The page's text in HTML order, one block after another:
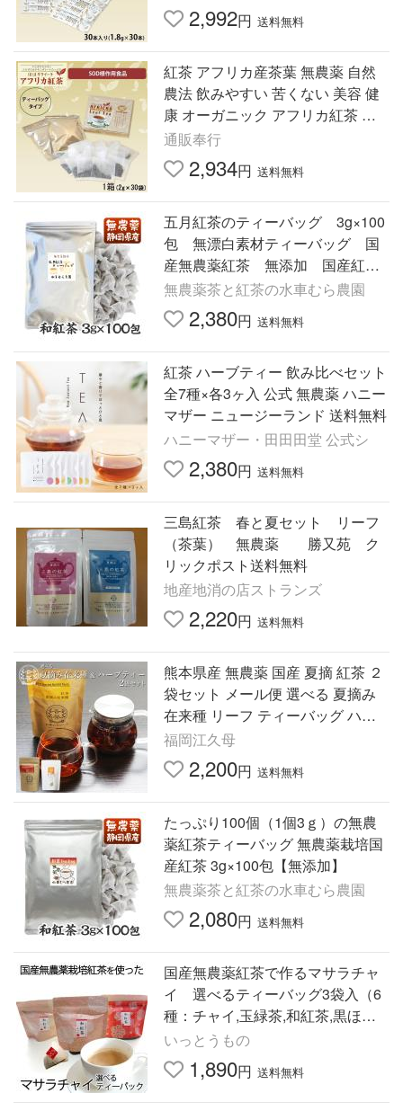
2,992円 送料無料
紅茶 アフリカ産茶葉 無農薬 自然
農法 飲みやすい 苦くない 美容 健
康 オーガニック アフリカ紅茶 サ
ライーチ ティーバッグタイプ 1箱
通販奉行
2,934円 送料無料
五月紅茶のティーバッグ 3g×100
包 無漂白素材ティーバッグ 国
産無農薬紅茶 無添加 国産紅
茶 静岡産
無農薬茶と紅茶の水車むら農園
2,380円 送料無料
紅茶 ハーブティー 飲み比べセット
全7種×各3ヶ入 公式 無農薬 ハニー
マザー ニュージーランド 送料無料
ハニーマザー・田田田堂 公式シ
2,380円 送料無料
三島紅茶 春と夏セット リーフ
（茶葉） 無農薬 勝又苑 ク
リックポスト送料無料
地産地消の店ストランズ
2,220円 送料無料
熊本県産 無農薬 国産 夏摘 紅茶 ２
袋セット メール便 選べる 夏摘み
在来種 リーフ ティーバッグ ハー
ブティー よもぎ 九州 熊本県 お茶
のカジハラ 告茶
福岡江久母
2,200円 送料無料
たっぷり100個（1個3ｇ）の無農
薬紅茶ティーバッグ 無農薬栽培国
産紅茶 3g×100包【無添加】
無農薬茶と紅茶の水車むら農園
2,080円 送料無料
国産無農薬紅茶で作るマサラチャ
イ 選べるティーバッグ3袋入（6
種：チャイ,玉緑茶,和紅茶,黒ほう
じ茶,しょうが紅茶,シナモン紅茶）
＊ゆうパケット便送料込
いっとうもの
1,890円 送料無料